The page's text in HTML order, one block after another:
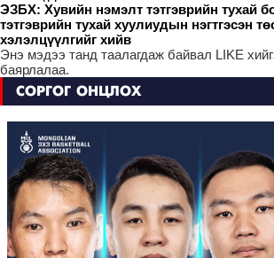
ЭЗБХ: Хувийн нэмэлт тэтгэврийн тухай
тэтгэврийн тухай хуулиудын нэгтгэсэн
хэлэлцүүлгийг хийв
Энэ мэдээ танд таалагдаж байвал LIKE
баярлалаа.
СОРГОГ ОНЦЛОХ